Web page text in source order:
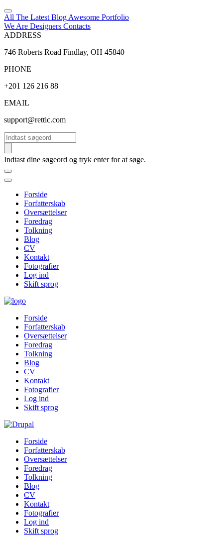
All The Latest Blog Awesome Portfolio
We Are Designers Contacts
ADDRESS
746 Roberts Road Findlay, OH 45840
PHONE
+201 126 216 88
EMAIL
support@rettic.com
Søg
Indtast dine søgeord og tryk enter for at søge.
Forside
Forfatterskab
Oversættelser
Foredrag
Tolkning
Blog
CV
Kontakt
Fotografier
Log ind
Skift sprog
Forside
Forfatterskab
Oversættelser
Foredrag
Tolkning
Blog
CV
Kontakt
Fotografier
Log ind
Skift sprog
Forside
Forfatterskab
Oversættelser
Foredrag
Tolkning
Blog
CV
Kontakt
Fotografier
Log ind
Skift sprog